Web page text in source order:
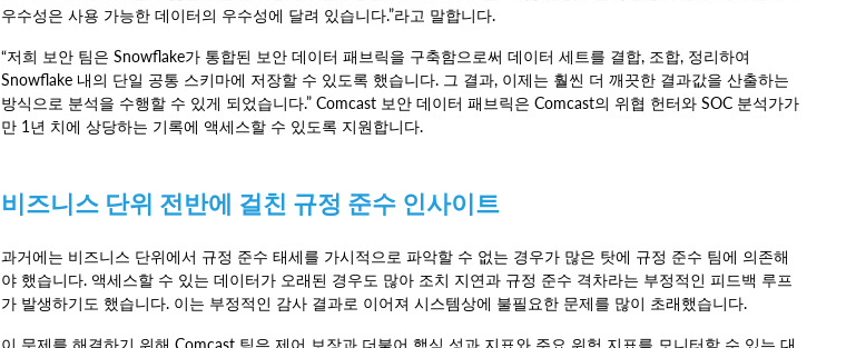
우수성은 사용 가능한 데이터의 우수성에 달려 있습니다.”라고 말합니다.
“저희 보안 팀은 Snowflake가 통합된 보안 데이터 패브릭을 구축함으로써 데이터 세트를 결합, 조합, 정리하여
Snowflake 내의 단일 공통 스키마에 저장할 수 있도록 했습니다. 그 결과, 이제는 훨씬 더 깨끗한 결과값을 산출하는
방식으로 분석을 수행할 수 있게 되었습니다.” Comcast 보안 데이터 패브릭은 Comcast의 위협 헌터와 SOC 분석가가
만 1년 치에 상당하는 기록에 액세스할 수 있도록 지원합니다.
비즈니스 단위 전반에 걸친 규정 준수 인사이트
과거에는 비즈니스 단위에서 규정 준수 태세를 가시적으로 파악할 수 없는 경우가 많은 탓에 규정 준수 팀에 의존해
야 했습니다. 액세스할 수 있는 데이터가 오래된 경우도 많아 조치 지연과 규정 준수 격차라는 부정적인 피드백 루프
가 발생하기도 했습니다. 이는 부정적인 감사 결과로 이어져 시스템상에 불필요한 문제를 많이 초래했습니다.